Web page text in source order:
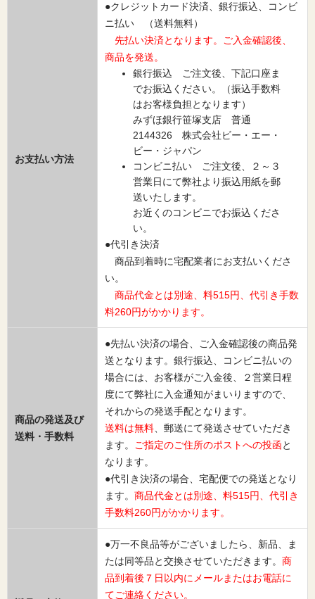
お支払い方法
●クレジットカード決済、銀行振込、コンビ
ニ払い （送料無料）
先払い決済となります。ご入金確認後、
商品を発送。
銀行振込 ご注文後、下記口座ま
でお振込ください。（振込手数料
はお客様負担となります）
みずほ銀行笹塚支店 普通
2144326 株式会社ビー・エー・
ビー・ジャパン
コンビニ払い ご注文後、２～３
営業日にて弊社より振込用紙を郵
送いたします。
お近くのコンビニでお振込くださ
い。
●代引き決済
商品到着時に宅配業者にお支払いくださ
い。
商品代金とは別途、料515円、代引き手数
料260円がかかります。
商品の発送及び
送料・手数料
●先払い決済の場合、ご入金確認後の商品発
送となります。銀行振込、コンビニ払いの
場合には、お客様がご入金後、２営業日程
度にて弊社に入金通知がまいりますので、
それからの発送手配となります。
送料は無料、郵送にて発送させていただき
ます。 ご指定のご住所のポストへの投函と
なります。
●代引き決済の場合、宅配便での発送となり
ます。 商品代金とは別途、料515円、代引き
手数料260円がかかります。
●万一不良品等がございましたら、新品、ま
たは同等品と交換させていただきます。 商
品到着後７日以内にメールまたはお電話に
てご連絡ください。